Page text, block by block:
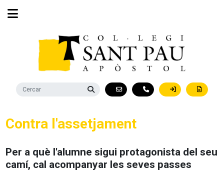
Contra l'assetjament
Per a què l'alumne sigui protagonista del seu
camí, cal acompanyar les seves passes